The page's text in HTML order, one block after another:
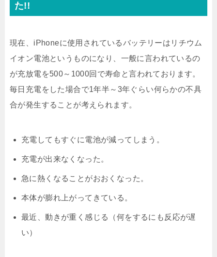
た!!
現在、iPhoneに使用されているバッテリーはリチウム
イオン電池というものになり、一般に言われているの
が充放電を500～1000回で寿命と言われております。
毎日充電をした場合で1年半～3年ぐらい何らかの不具
合が発生することが考えられます。
充電してもすぐに電池が減ってしまう。
充電が出来なくなった。
急に熱くなることがおおくなった。
本体が膨れ上がってきている。
最近、動きが重く感じる（何をするにも反応が遅
い）